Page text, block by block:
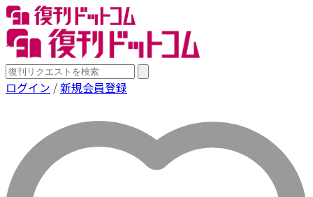
ログイン /新規会員登録